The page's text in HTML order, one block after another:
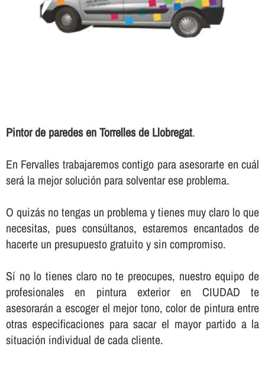
Pintor de paredes en Torrelles de Llobregat.
En Fervalles trabajaremos contigo para asesorarte en cuál
será la mejor solución para solventar ese problema.
O quizás no tengas un problema y tienes muy claro lo que
necesitas, pues consúltanos, estaremos encantados de
hacerte un presupuesto gratuito y sin compromiso.
Sí­ no lo tienes claro no te preocupes, nuestro equipo de
profesionales en pintura exterior en CIUDAD te
asesorarán a escoger el mejor tono, color de pintura entre
otras especificaciones para sacar el mayor partido a la
situación individual de cada cliente.